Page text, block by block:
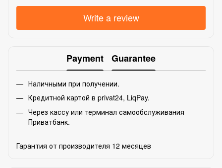
Write a review
Payment Guarantee
Наличными при получении.
Кредитной картой в privat24, LiqPay.
Через кассу или терминал самообслуживания
Приватбанк.
Гарантия от производителя 12 месяцев